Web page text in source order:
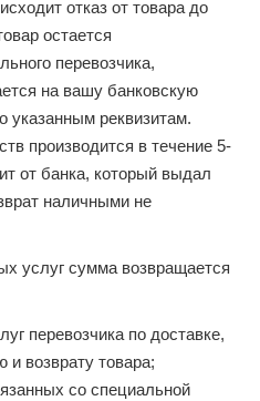
отказ от товара до
остается
перевозчика,
на вашу банковскую
указанным реквизитам.
производится в течение 5-
от банка, который выдал
наличными не
услуг сумма возвращается
перевозчика по доставке,
и возврату товара;
со специальной